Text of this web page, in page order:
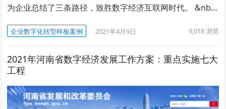
为企业总结了三条路径，致胜数字经济互联网时代。 &nb…
企业数字化转型样板案例 2021年4月9日 9,018浏览
2021年河南省数字经济发展工作方案：重点实施七大
工程